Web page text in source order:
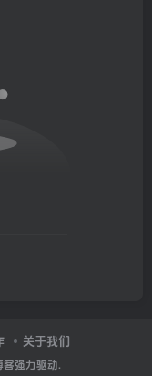
关于我们
客强力驱动.